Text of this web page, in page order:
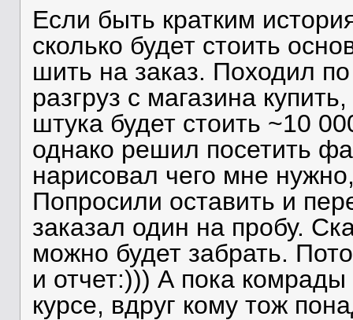
Если быть кратким
сколько будет стоить
шить на заказ. Походил
разгруз с магазина
штука будет стоить ~10
однако решил посетить
нарисовал чего мне
Попросили оставить и
заказал один на пробу.
можно будет забрать.
и отчет:))) А пока
курсе, вдруг кому тож